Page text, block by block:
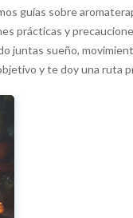
guías sobre
prácticas y
juntas sueño,
y te doy una ruta